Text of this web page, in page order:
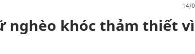
14/
nghèo khóc thảm thiết